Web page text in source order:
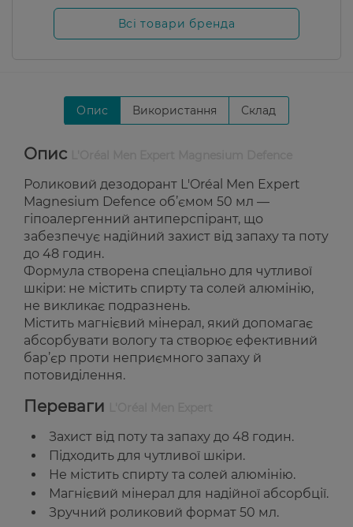
Всі товари бренда
Опис Використання Склад
Опис
Роликовий дезодорант L'Oréal Men Expert
Magnesium Defence об’ємом 50 мл —
гіпоалергенний антиперспірант, що
забезпечує надійний захист від запаху та поту
до 48 годин.
Формула створена спеціально для чутливої
шкіри: не містить спирту та солей алюмінію,
не викликає подразнень.
Містить магнієвий мінерал, який допомагає
абсорбувати вологу та створює ефективний
бар’єр проти неприємного запаху й
потовиділення.
Переваги
Захист від поту та запаху до 48 годин.
Підходить для чутливої шкіри.
Не містить спирту та солей алюмінію.
Магнієвий мінерал для надійної абсорбції.
Зручний роликовий формат 50 мл.